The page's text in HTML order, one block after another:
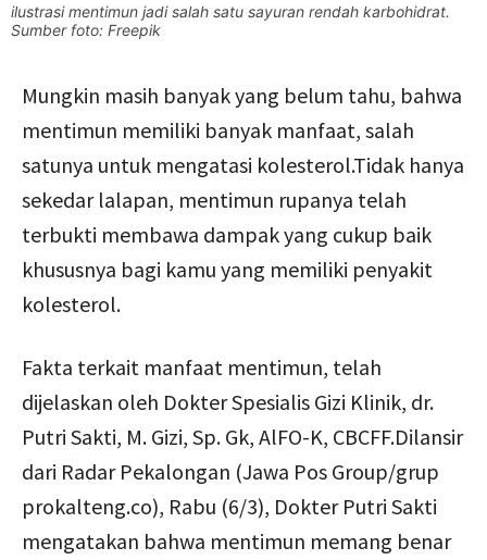
ilustrasi mentimun jadi salah satu sayuran rendah karbohidrat.
Sumber foto: Freepik
Mungkin masih banyak yang belum tahu, bahwa
mentimun memiliki banyak manfaat, salah
satunya untuk mengatasi kolesterol.Tidak hanya
sekedar lalapan, mentimun rupanya telah
terbukti membawa dampak yang cukup baik
khususnya bagi kamu yang memiliki penyakit
kolesterol.
Fakta terkait manfaat mentimun, telah
dijelaskan oleh Dokter Spesialis Gizi Klinik, dr.
Putri Sakti, M. Gizi, Sp. Gk, AlFO-K, CBCFF.Dilansir
dari Radar Pekalongan (Jawa Pos Group/grup
prokalteng.co), Rabu (6/3), Dokter Putri Sakti
mengatakan bahwa mentimun memang benar